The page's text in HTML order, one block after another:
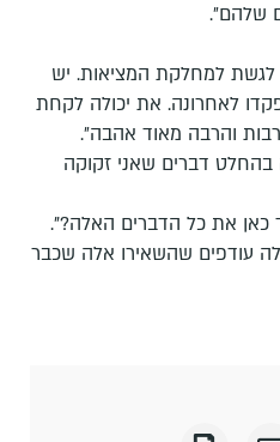
שלהם״.
לגשת למחלקת המציאות. יש
לאחרונה. את יכולה לקחת
והרבה מאוד אהבה״.
דברים שאני זקוקה
כאן את כל הדברים האלה?".
עודפים שהשאירו אלה שכבר